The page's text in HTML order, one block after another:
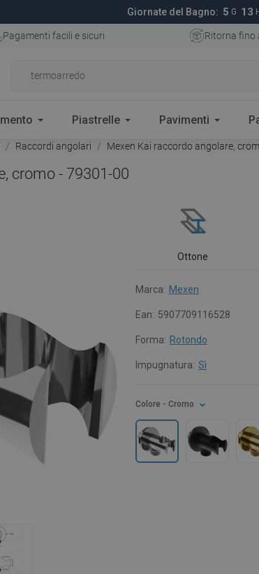
Giornate del Bagno: 5 G 13 H
Pagamenti facili e sicuri Ritorna fino
Piastrelle Pavimenti
Raccordi angolari Mexen Kai raccordo angolare,
cromo - 79301-00
Ottone
Marca: Mexen
Ean: 5907709116528
Forma: Rotondo
Impugnatura: Sì
Colore - Cromo